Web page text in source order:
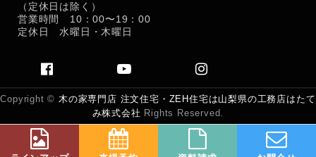
（定休日は除く）
営業時間 10：00〜19：00
定休日 水曜日・木曜日
Copyright ©木の家専門店 注文住宅・ZEH住宅は山梨県の工務店はたて
み株式会社 Rights Reserved.